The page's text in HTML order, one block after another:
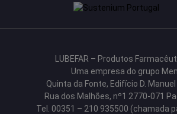
LUBEFAR – Produtos
Uma empresa do grupo
Quinta da Fonte, Edifício D.
Rua dos Malhões, nº1 2770-071
Tel. 00351 – 210 935500 (chamada